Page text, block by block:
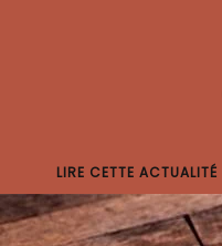
LIRE CETTE ACTUALITÉ